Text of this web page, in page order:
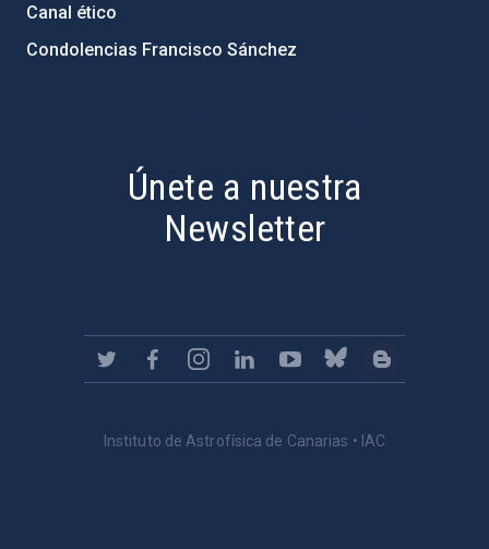
Canal ético
Condolencias Francisco Sánchez
Únete a nuestra
Newsletter
Instituto de Astrofísica de Canarias • IAC